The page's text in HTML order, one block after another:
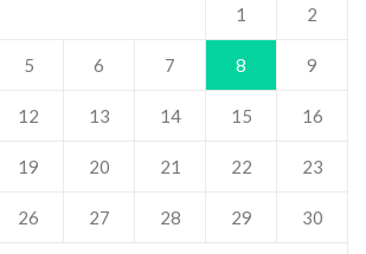
1 2
5 6 7 8 9
12 13 14 15 16
19 20 21 22 23
26 27 28 29 30